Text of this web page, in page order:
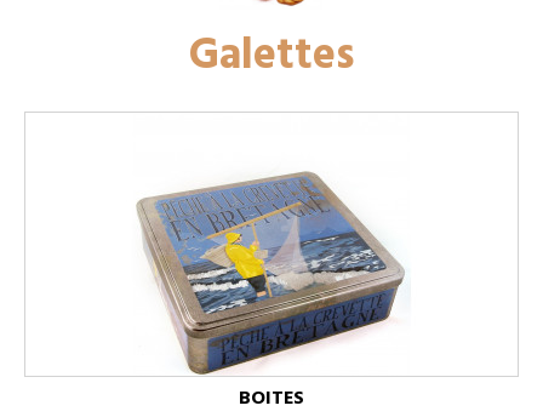
Galettes
BOITES